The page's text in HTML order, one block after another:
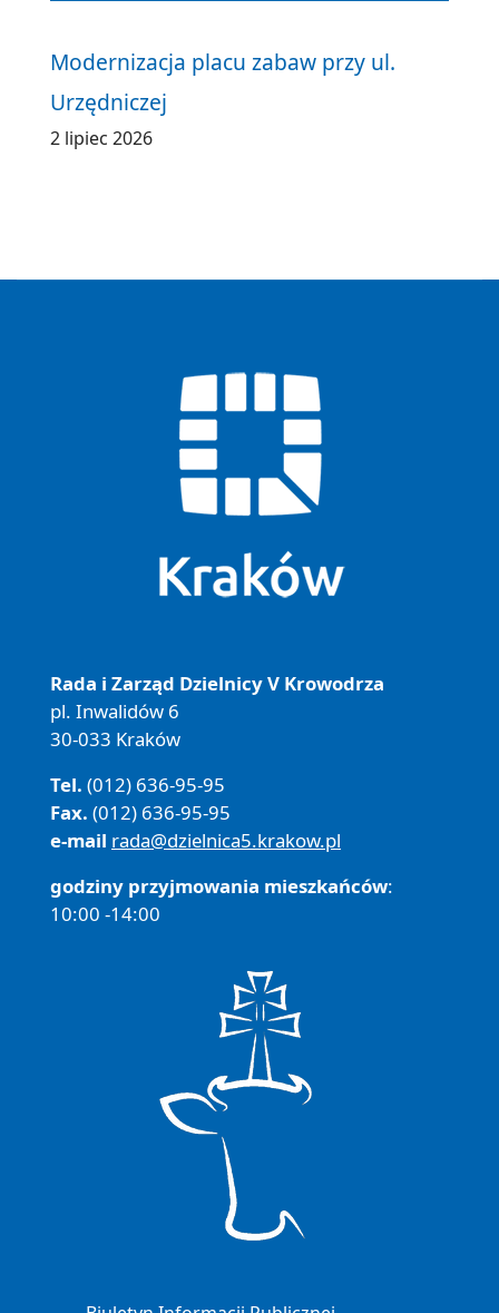
Modernizacja placu zabaw przy ul.
Urzędniczej
2 lipiec 2026
Rada i Zarząd Dzielnicy V Krowodrza
pl. Inwalidów 6
30-033 Kraków
Tel. (012) 636-95-95
Fax. (012) 636-95-95
e-mail rada@dzielnica5.krakow.pl
godziny przyjmowania mieszkańców:
10:00 -14:00